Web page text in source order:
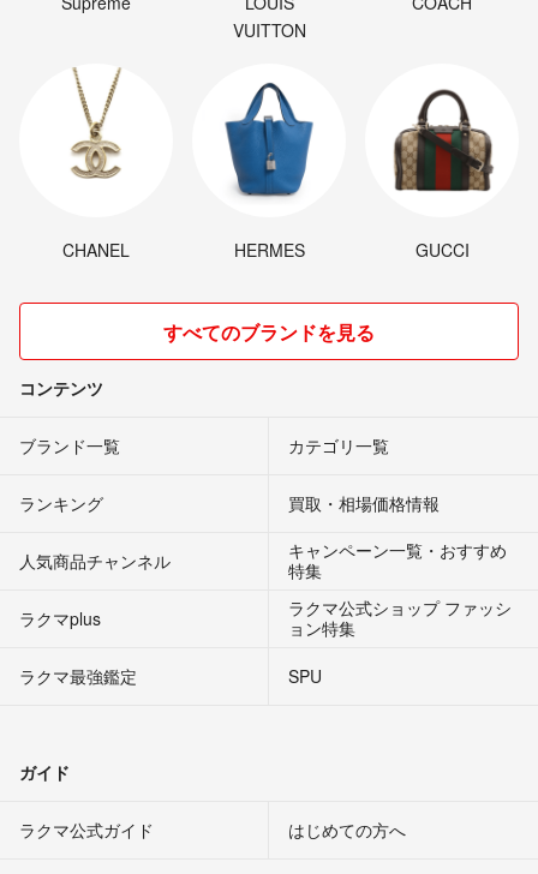
VUITTON
CHANEL HERMES GUCCI
すべてのブランドを見る
コンテンツ
ブランド一覧 カテゴリ一覧
ランキング 買取・相場価格情報
人気商品チャンネル
キャンペーン一覧・おすすめ
特集
ラクマplus
ラクマ公式ショップ ファッシ
ョン特集
ラクマ最強鑑定
SPU
ガイド
ラクマ公式ガイド はじめての方へ